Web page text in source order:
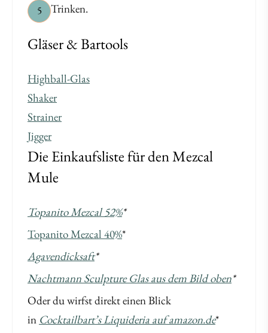
5 Trinken.
Gläser & Bartools
Highball-Glas
Shaker
Strainer
Jigger
Die Einkaufsliste für den Mezcal
Mule
Topanito Mezcal 52%*
Topanito Mezcal 40%*
Agavendicksaft*
Nachtmann Sculpture Glas aus dem Bild oben*
Oder du wirfst direkt einen Blick
in Cocktailbart’s Liquideria auf amazon.de*